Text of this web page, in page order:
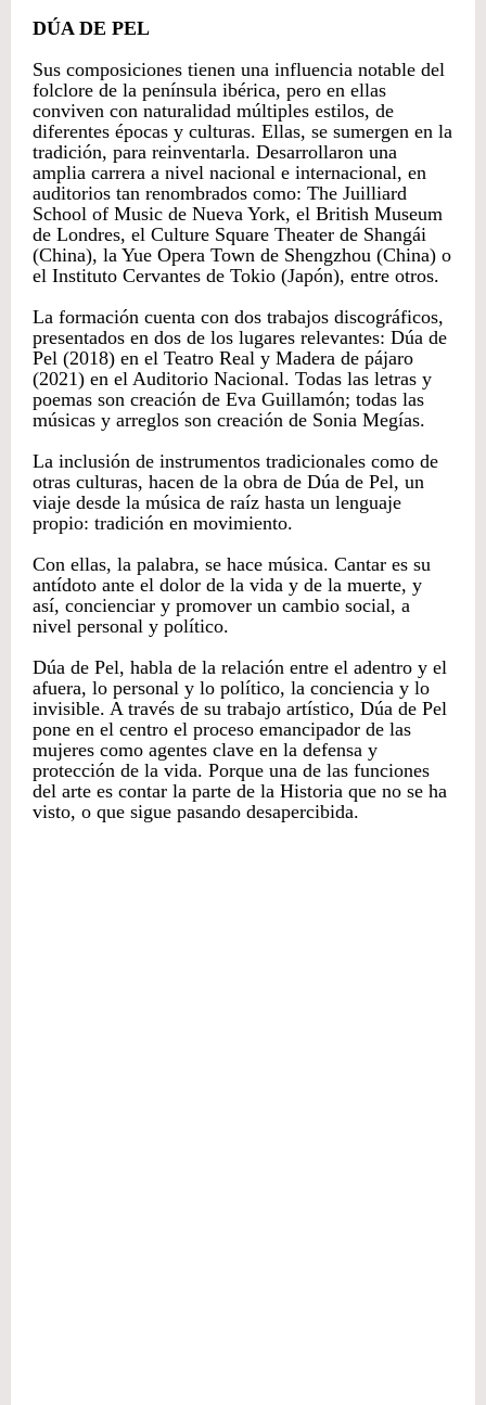
DÚA DE PEL
Sus composiciones tienen una influencia notable del
folclore de la península ibérica, pero en ellas
conviven con naturalidad múltiples estilos, de
diferentes épocas y culturas. Ellas, se sumergen en la
tradición, para reinventarla. Desarrollaron una
amplia carrera a nivel nacional e internacional, en
auditorios tan renombrados como: The Juilliard
School of Music de Nueva York, el British Museum
de Londres, el Culture Square Theater de Shangái
(China), la Yue Opera Town de Shengzhou (China) o
el Instituto Cervantes de Tokio (Japón), entre otros.
La formación cuenta con dos trabajos discográficos,
presentados en dos de los lugares relevantes: Dúa de
Pel (2018) en el Teatro Real y Madera de pájaro
(2021) en el Auditorio Nacional. Todas las letras y
poemas son creación de Eva Guillamón; todas las
músicas y arreglos son creación de Sonia Megías.
La inclusión de instrumentos tradicionales como de
otras culturas, hacen de la obra de Dúa de Pel, un
viaje desde la música de raíz hasta un lenguaje
propio: tradición en movimiento.
Con ellas, la palabra, se hace música. Cantar es su
antídoto ante el dolor de la vida y de la muerte, y
así, concienciar y promover un cambio social, a
nivel personal y político.
Dúa de Pel, habla de la relación entre el adentro y el
afuera, lo personal y lo político, la conciencia y lo
invisible. A través de su trabajo artístico, Dúa de Pel
pone en el centro el proceso emancipador de las
mujeres como agentes clave en la defensa y
protección de la vida. Porque una de las funciones
del arte es contar la parte de la Historia que no se ha
visto, o que sigue pasando desapercibida.